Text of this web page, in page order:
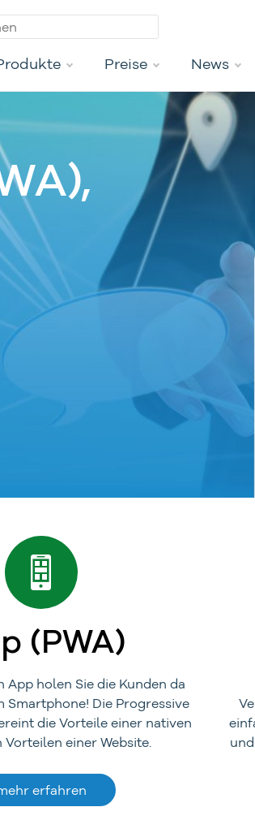
Preise News
(PWA)
App holen Sie die Kunden da
Smartphone! Die Progressive
die Vorteile einer nativen
einer Website.
erfahren